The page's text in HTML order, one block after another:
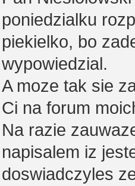
poniedzialku
piekielko, bo
wypowiedzial.
A moze tak sie
Ci na forum
Na razie
napisalem iz
doswiadczyles